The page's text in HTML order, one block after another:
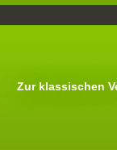
Zur klassischen